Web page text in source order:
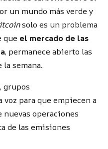
un mundo más verde y
solo es un problema
que el mercado de las
, permanece abierto las
la semana.
grupos
para que empiecen a
operaciones
de las emisiones